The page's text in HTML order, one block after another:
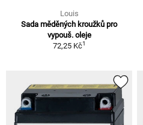
Louis
Sada měděných kroužků pro
vypouš. oleje
72,25 Kč1